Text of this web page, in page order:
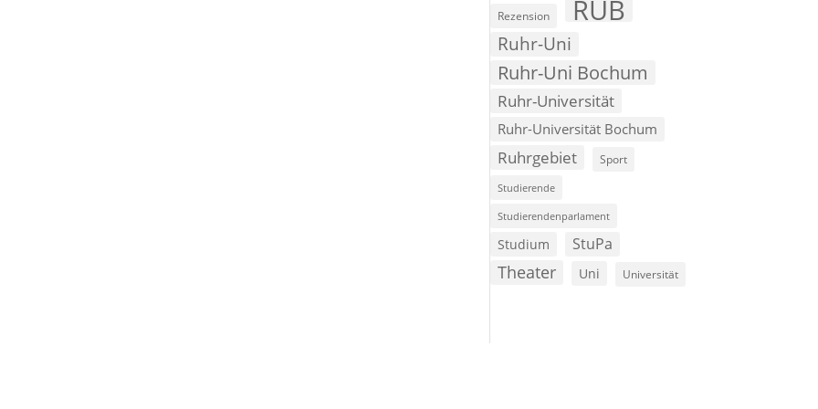
Rezension RUB
Ruhr-Uni
Ruhr-Uni Bochum
Ruhr-Universität
Ruhr-Universität Bochum
Ruhrgebiet Sport
Studierende
Studierendenparlament
Studium StuPa
Theater Uni Universität